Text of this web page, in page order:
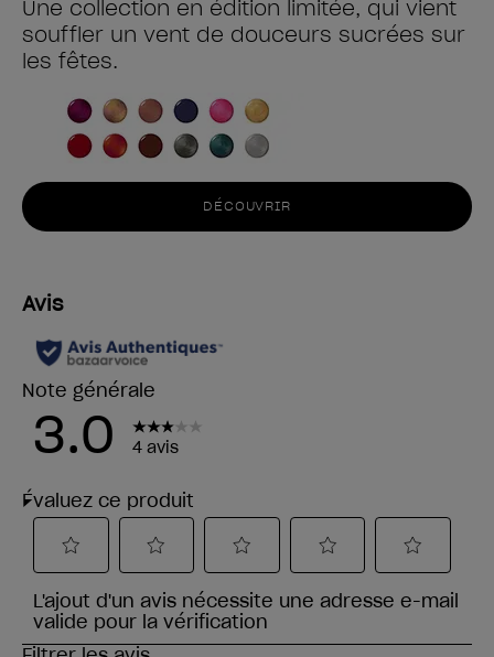
Une collection en édition limitée, qui vient
souffler un vent de douceurs sucrées sur
les fêtes.
DÉCOUVRIR